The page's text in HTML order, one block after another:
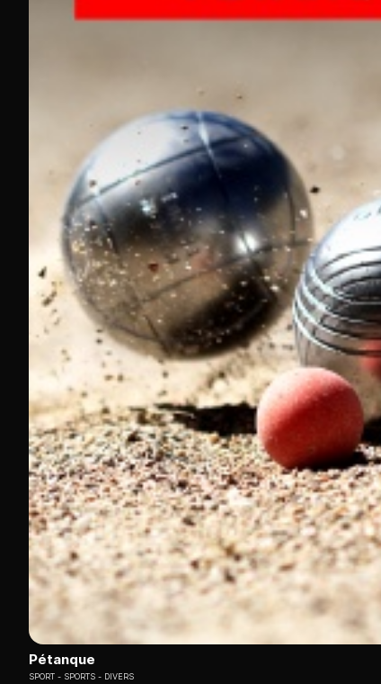
Pétanque
SPORT SPORTS - DIVERS